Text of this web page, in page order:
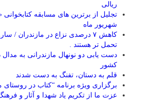
ریالی
تجلیل از برترین های مسابقه
شهریور ماه
کاهش ۷ درصدی نزاع در مازندران /
تحمل تر هستند‌ .
دست یابی دو نونهال مازندرانی به
کشور
قلم به دستان، تفنگ به دست شدند
برگزاری ویژه برنامه “کتاب در
عزت ما از تکریم یاد شهدا و آثار و